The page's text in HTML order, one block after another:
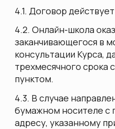
4.1. Договор
4.2. Онлайн-школа
заканчивающегося в
консультации Курса,
трехмесячного срока
пунктом.
4.3. В случае
бумажном носителе с
адресу, указанному